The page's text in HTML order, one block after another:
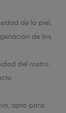
de la piel.
de los
del rostro.
apto para